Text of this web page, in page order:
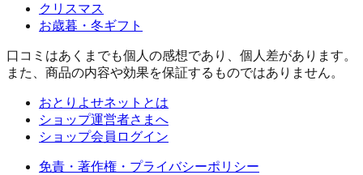
クリスマス
お歳暮・冬ギフト
口コミはあくまでも個人の感想であり、個人差があります。
また、商品の内容や効果を保証するものではありません。
おとりよせネットとは
ショップ運営者さまへ
ショップ会員ログイン
免責・著作権・プライバシーポリシー